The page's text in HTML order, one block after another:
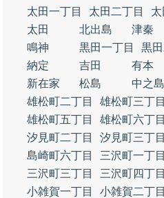
太田一丁目
太田二丁目 太
太田
北出島 津秦
鳴神
黒田一丁目 黒
納定
吉田 有本
新在家
松島 中之島
雄松町二丁目
雄松町三丁目
雄松町五丁目
雄松町六丁目
汐見町二丁目
汐見町三丁目
島崎町六丁目
三沢町一丁目
三沢町三丁目
三沢町四丁目
小雑賀一丁目
小雑賀二丁目